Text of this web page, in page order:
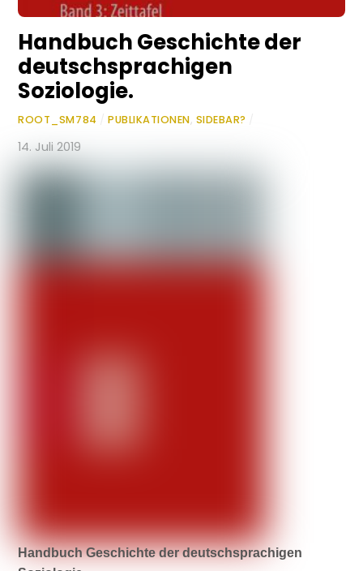
Handbuch Geschichte der
deutschsprachigen
Soziologie.
ROOT_SM784 PUBLIKATIONEN, SIDEBAR?
14. Juli 2019
Handbuch Geschichte der deutschsprachigen